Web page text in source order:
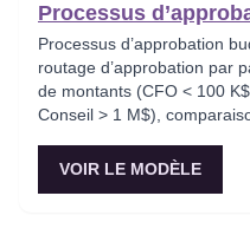
Processus
Processus d’approbation
routage d’approbation par
de montants (CFO < 100
Conseil > 1 M$),
VOIR LE MODÈLE